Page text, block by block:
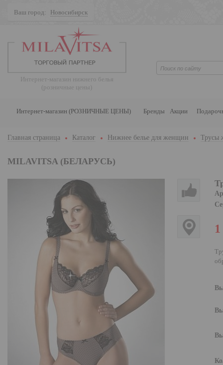
Ваш город: Новосибирск
Интернет-магазин нижнего белья
(розничные цены)
Интернет-магазин (РОЗНИЧНЫЕ ЦЕНЫ) Бренды Акции
Главная страница Каталог Нижнее белье для женщин Трусы
MILAVITSA (БЕЛАРУСЬ)